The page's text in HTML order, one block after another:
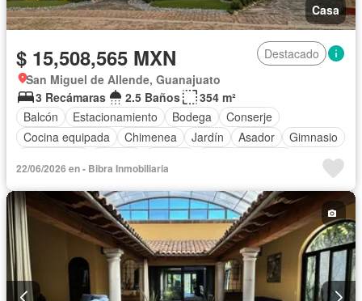
Casa
$ 15,508,565 MXN
Destacado
San Miguel de Allende, Guanajuato
3 Recámaras
2.5 Baños
354 m²
Balcón
Estacionamiento Bodega
Conserje
Cocina equipada
Chimenea Jardín Asador
Gimnasio
Terraza
Completamente amueblado
22/06/2026 en - Bibra Inmobiliaria